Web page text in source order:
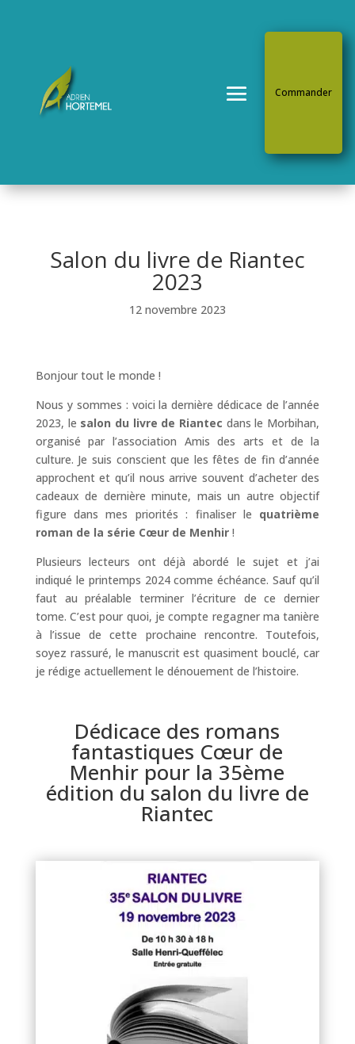
Commander
Salon du livre de Riantec
2023
12 novembre 2023
Bonjour tout le monde !
Nous y sommes : voici la dernière dédicace de l’année
2023, le salon du livre de Riantec dans le Morbihan,
organisé par l’association Amis des arts et de la
culture. Je suis conscient que les fêtes de fin d’année
approchent et qu’il nous arrive souvent d’acheter des
cadeaux de dernière minute, mais un autre objectif
figure dans mes priorités : finaliser le quatrième
roman de la série Cœur de Menhir!
Plusieurs lecteurs ont déjà abordé le sujet et j’ai
indiqué le printemps 2024 comme échéance. Sauf qu’il
faut au préalable terminer l’écriture de ce dernier
tome. C’est pour quoi, je compte regagner ma tanière
à l’issue de cette prochaine rencontre. Toutefois,
soyez rassuré, le manuscrit est quasiment bouclé, car
je rédige actuellement le dénouement de l’histoire.
Dédicace des romans
fantastiques Cœur de
Menhir pour la 35ème
édition du salon du livre de
Riantec